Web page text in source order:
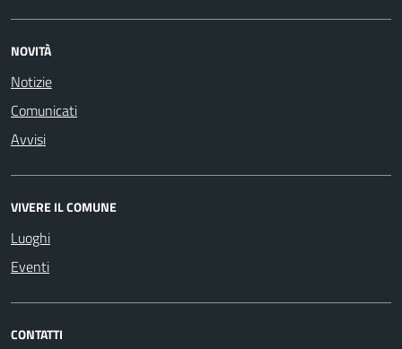
NOVITÀ
Notizie
Comunicati
Avvisi
VIVERE IL COMUNE
Luoghi
Eventi
CONTATTI